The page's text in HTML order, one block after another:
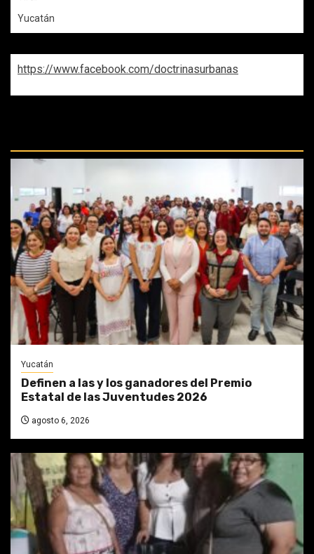
Yucatán
https://www.facebook.com/doctrinasurbanas
Yucatán
Definen a las y los ganadores del Premio
Estatal de las Juventudes 2026
agosto 6, 2026